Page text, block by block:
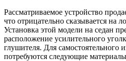
Рассматриваемое устройство
что отрицательно сказывается на
Установка этой модели на седан
расположение усилительного
глушителя. Для самостоятельного
потребуются следующие